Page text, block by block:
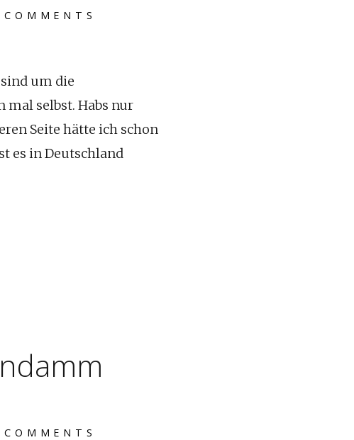
um die
selbst. Habs nur
Seite hätte ich schon
es in Deutschland